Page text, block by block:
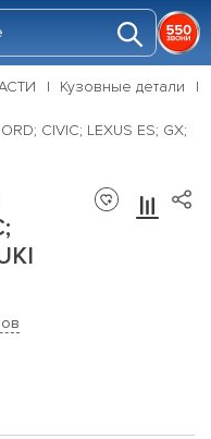
Кузовные детали
CIVIC; LEXUS ES; GX;